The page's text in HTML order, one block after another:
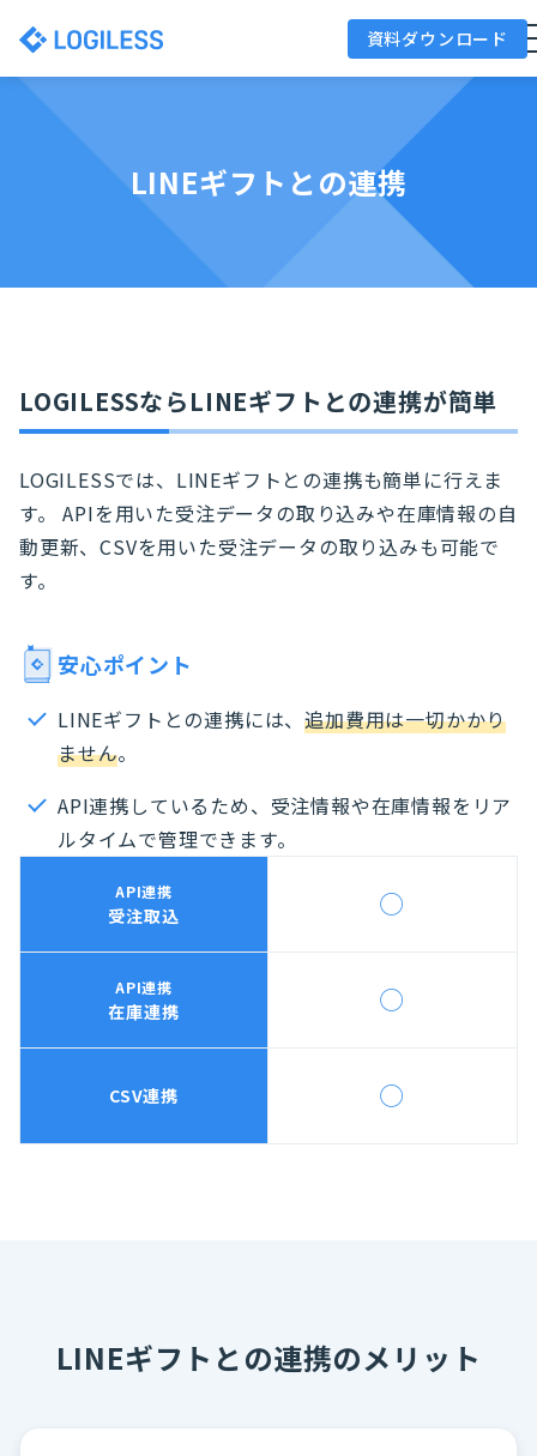
資料ダウンロード
LINEギフトとの連携
LOGILESSならLINEギフトとの連携が簡単
LOGILESSでは、LINEギフトとの連携も簡単に行えま
す。 APIを用いた受注データの取り込みや在庫情報の自
動更新、CSVを用いた受注データの取り込みも可能で
す。
安心ポイント
LINEギフトとの連携には、追加費用は一切かかり
ません。
API連携しているため、受注情報や在庫情報をリア
ルタイムで管理できます。
API連携
受注取込 ◯
API連携
在庫連携 ◯
CSV連携 ◯
LINEギフトとの連携のメリット